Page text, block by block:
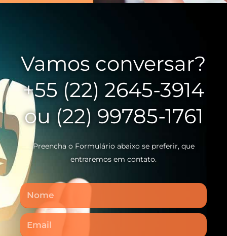
Vamos conversar?
+55 (22) 2645-3914
ou (22) 99785-1761
Preencha o Formulário abaixo se preferir, que
entraremos em contato.
Nome
Email